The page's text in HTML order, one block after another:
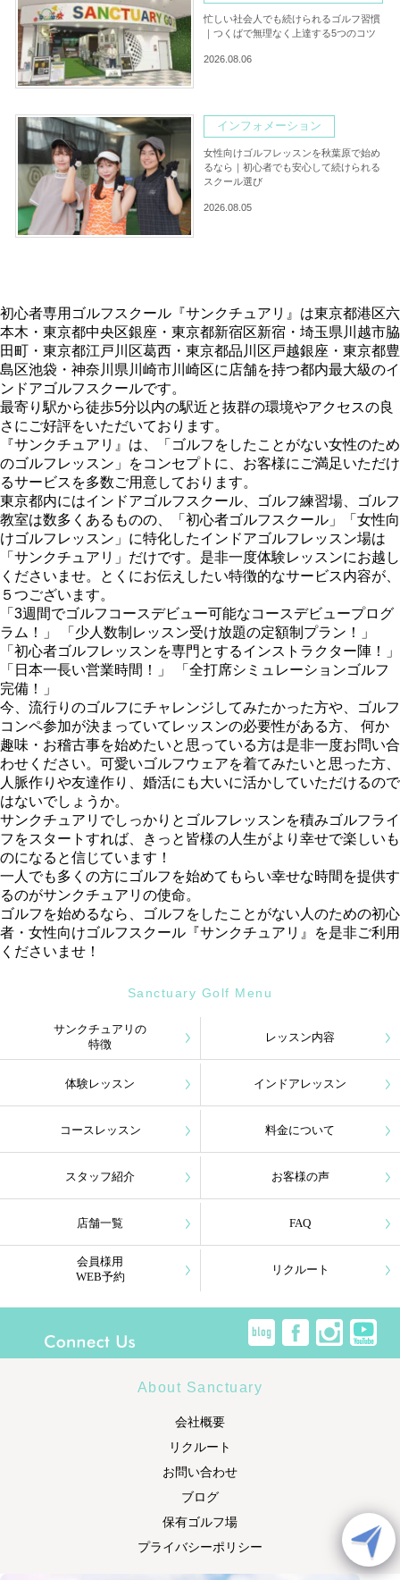
忙しい社会人でも続けられるゴルフ習慣
｜つくばで無理なく上達する5つのコツ
2026.08.06
インフォメーション
女性向けゴルフレッスンを秋葉原で始め
るなら｜初心者でも安心して続けられる
スクール選び
2026.08.05
初心者専用ゴルフスクール『サンクチュアリ』は東京都港区六
本木・東京都中央区銀座・東京都新宿区新宿・埼玉県川越市脇
田町・東京都江戸川区葛西・東京都品川区戸越銀座・東京都豊
島区池袋・神奈川県川崎市川崎区に店舗を持つ都内最大級のイ
ンドアゴルフスクールです。
最寄り駅から徒歩5分以内の駅近と抜群の環境やアクセスの良
さにご好評をいただいております。
『サンクチュアリ』は、「ゴルフをしたことがない女性のため
のゴルフレッスン」をコンセプトに、お客様にご満足いただけ
るサービスを多数ご用意しております。
東京都内にはインドアゴルフスクール、ゴルフ練習場、ゴルフ
教室は数多くあるものの、「初心者ゴルフスクール」「女性向
けゴルフレッスン」に特化したインドアゴルフレッスン場は
「サンクチュアリ」だけです。是非一度体験レッスンにお越し
くださいませ。とくにお伝えしたい特徴的なサービス内容が、
５つございます。
「3週間でゴルフコースデビュー可能なコースデビュープログ
ラム！」 「少人数制レッスン受け放題の定額制プラン！」
「初心者ゴルフレッスンを専門とするインストラクター陣！」
「日本一長い営業時間！」 「全打席シミュレーションゴルフ
完備！」
今、流行りのゴルフにチャレンジしてみたかった方や、ゴルフ
コンペ参加が決まっていてレッスンの必要性がある方、 何か
趣味・お稽古事を始めたいと思っている方は是非一度お問い合
わせください。可愛いゴルフウェアを着てみたいと思った方、
人脈作りや友達作り、婚活にも大いに活かしていただけるので
はないでしょうか。
サンクチュアリでしっかりとゴルフレッスンを積みゴルフライ
フをスタートすれば、きっと皆様の人生がより幸せで楽しいも
のになると信じています！
一人でも多くの方にゴルフを始めてもらい幸せな時間を提供す
るのがサンクチュアリの使命。
ゴルフを始めるなら、ゴルフをしたことがない人のための初心
者・女性向けゴルフスクール『サンクチュアリ』を是非ご利用
くださいませ！
Sanctuary Golf Menu
サンクチュアリの
特徴
レッスン内容
体験レッスン インドアレッスン
コースレッスン 料金について
スタッフ紹介 お客様の声
店舗一覧 FAQ
会員様用
WEB予約
リクルート
About Sanctuary
会社概要
リクルート
お問い合わせ
ブログ
保有ゴルフ場
プライバシーポリシー